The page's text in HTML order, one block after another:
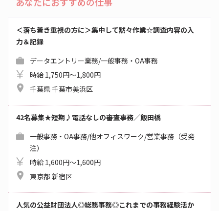
＜落ち着き重視の方に＞集中して黙々作業☆調査内容の入
力＆記録
データエントリー業務/一般事務・OA事務
時給 1,750円～1,800円
千葉県 千葉市美浜区
42名募集★短期♪電話なしの審査事務／飯田橋
一般事務・OA事務/他オフィスワーク/営業事務（受発
注）
時給 1,600円～1,600円
東京都 新宿区
人気の公益財団法人◎総務事務◎これまでの事務経験活か